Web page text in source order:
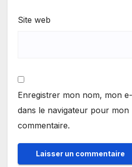
Site web
Enregistrer mon nom, mon
dans le navigateur pour
commentaire.